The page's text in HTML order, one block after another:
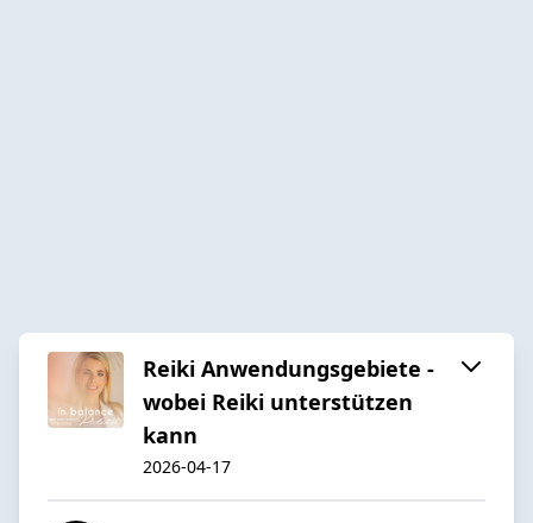
Reiki Anwendungsgebiete -
wobei Reiki unterstützen
kann
2026-04-17